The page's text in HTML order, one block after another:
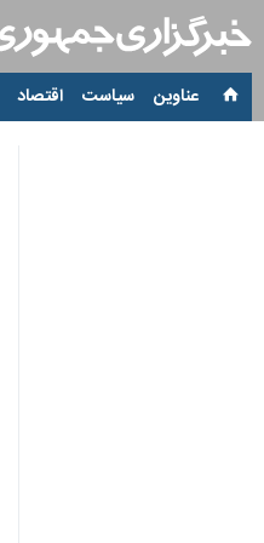
عناوین‌ سیاست اقتصاد